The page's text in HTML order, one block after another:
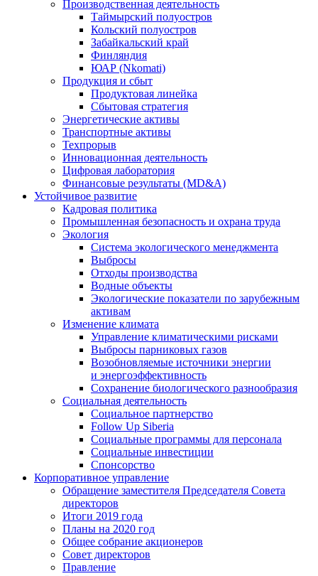
Производственная деятельность
Таймырский полуостров
Кольский полуостров
Забайкальский край
Финляндия
ЮАР (Nkomati)
Продукция и сбыт
Продуктовая линейка
Сбытовая стратегия
Энергетические активы
Транспортные активы
Техпрорыв
Инновационная деятельность
Цифровая лаборатория
Финансовые результаты (MD&A)
Устойчивое развитие
Кадровая политика
Промышленная безопасность и охрана труда
Экология
Система экологического менеджмента
Выбросы
Отходы производства
Водные объекты
Экологические показатели по зарубежным
активам
Изменение климата
Управление климатическими рисками
Выбросы парниковых газов
Возобновляемые источники энергии
и энергоэффективность
Сохранение биологического разнообразия
Социальная деятельность
Социальное партнерство
Follow Up Siberia
Социальные программы для персонала
Социальные инвестиции
Спонсорство
Корпоративное управление
Обращение заместителя Председателя Совета
директоров
Итоги 2019 года
Планы на 2020 год
Общее собрание акционеров
Совет директоров
Правление